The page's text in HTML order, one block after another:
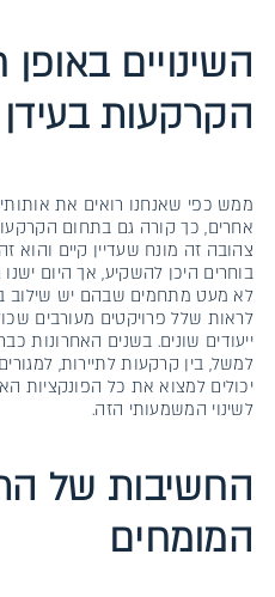
השינויים
הקרקעות בעידן
ממש כפי שאנחנו רואים את
אחרים, כך קורה גם בתחום
צהובה זה מונח שעדיין קיים
בוחרים היכן להשקיע, אך היום ישנו
לא מעט מתחמים שבהם יש שילוב
לראות שלל פרויקטים מעורבים
ייעודים שונים. בשנים האחרונות
למשל, בין קרקעות לתיירות,
יכולים למצוא את כל הפונקציות
לשינוי המשמעותי הזה.
החשיבות של
המומחים